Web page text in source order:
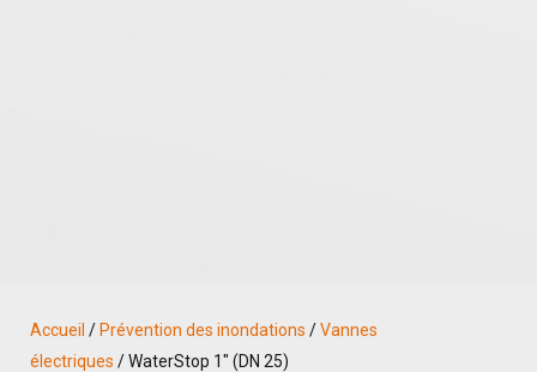
Accueil / Prévention des inondations /Vannes
électriques / WaterStop 1″ (DN 25)